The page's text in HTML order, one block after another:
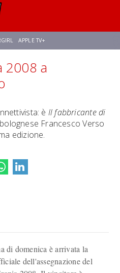
APPLE TV+
TREK AVENGERS: DOOMSDAY
2008 a
è Il fabbricante di
Francesco Verso
edizione.
di domenica è arrivata la
dell'assegnazione del